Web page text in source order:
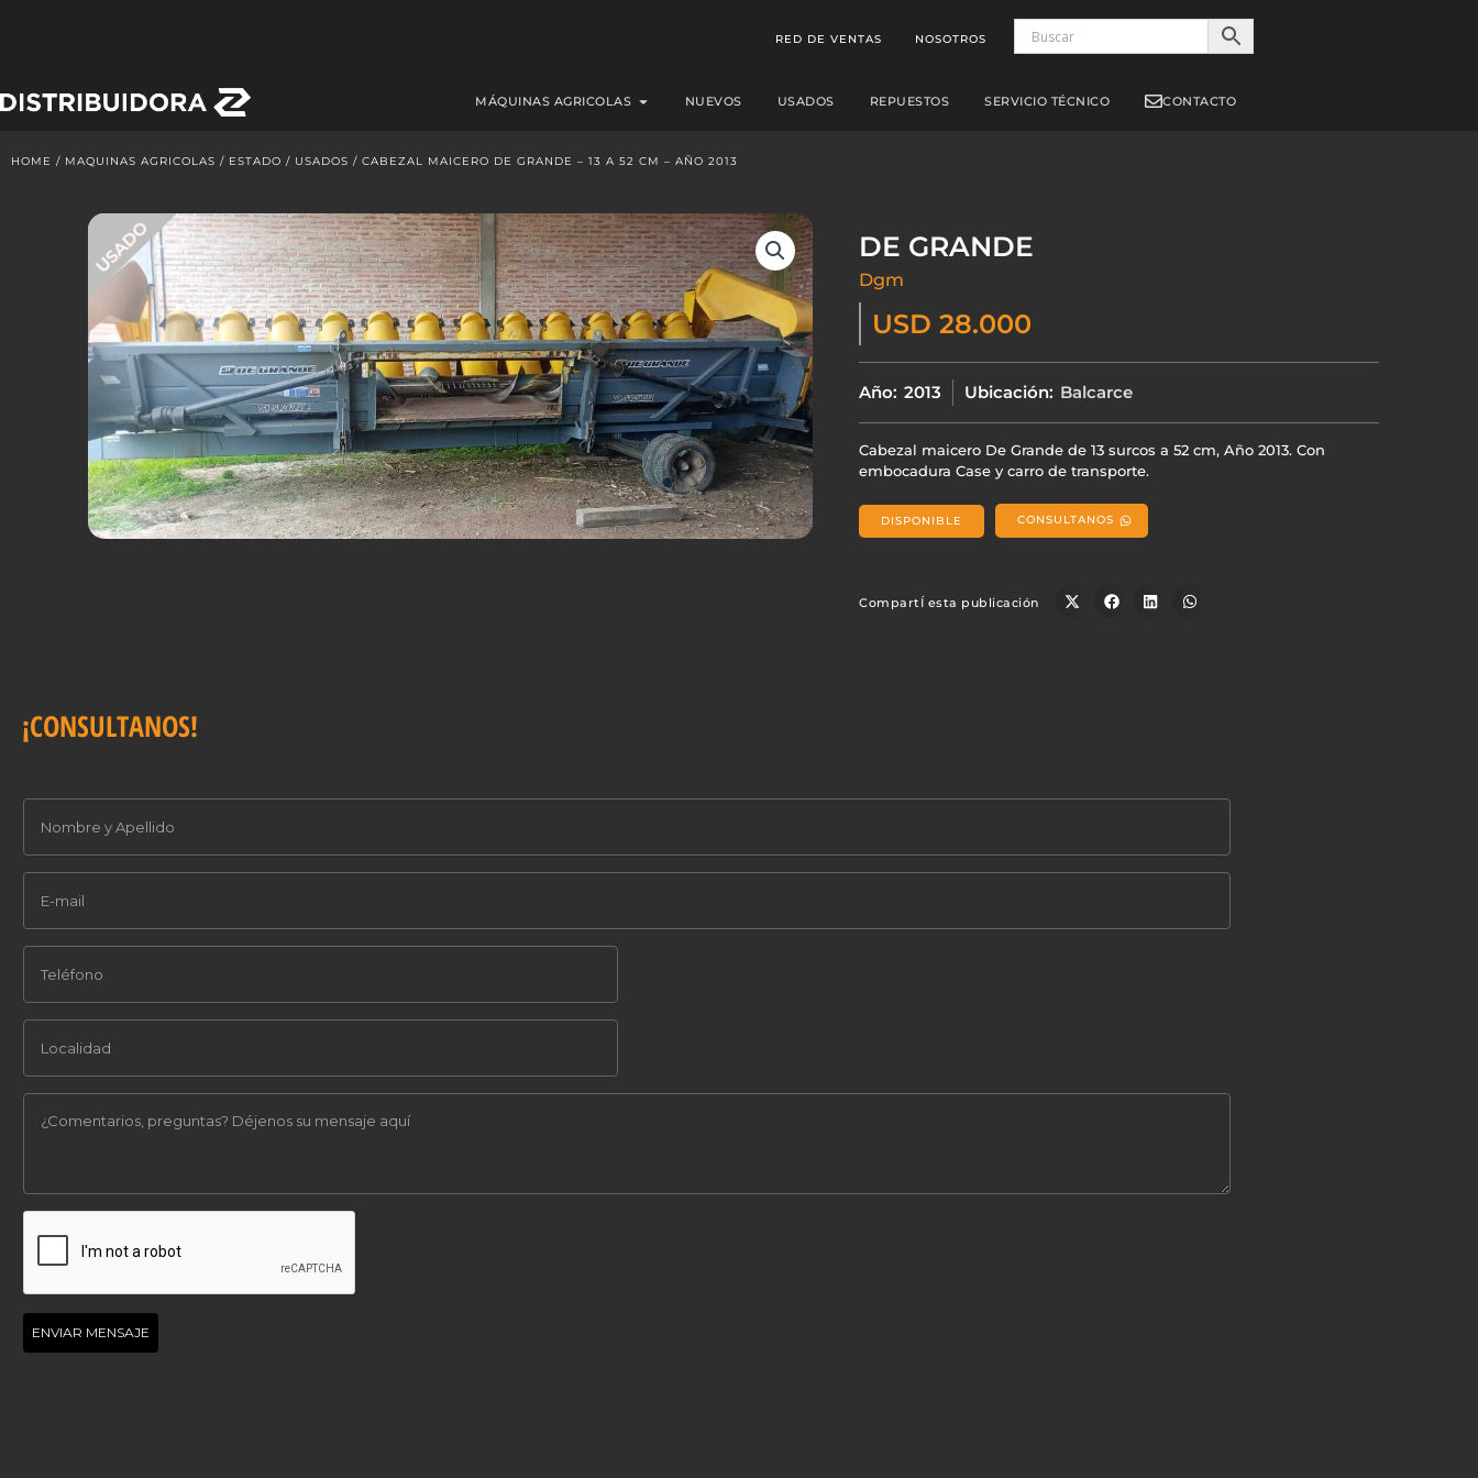
RED DE VENTAS NOSOTROS
MÁQUINAS AGRICOLAS Open MÁQUINAS AGRICOLAS
NUEVOS USADOS REPUESTOS SERVICIO TÉCNICO CONTACTO
HOME / MAQUINAS AGRICOLAS / ESTADO / USADOS / CABEZAL MAICERO DE GRANDE – 13 A 52 CM – AÑO 2013
DE GRANDE
Dgm
USD 28.000
Año: 2013 Ubicación: Balcarce
Cabezal maicero De Grande de 13 surcos a 52 cm, Año 2013. Con
embocadura Case y carro de transporte.
DISPONIBLE CONSULTANOS
CompartÍ esta publicación
¡CONSULTANOS!